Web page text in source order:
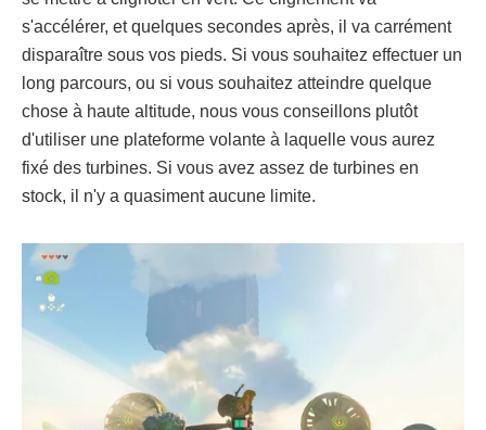
s'accélérer, et quelques secondes après, il va carrément
disparaître sous vos pieds. Si vous souhaitez effectuer un
long parcours, ou si vous souhaitez atteindre quelque
chose à haute altitude, nous vous conseillons plutôt
d'utiliser une plateforme volante à laquelle vous aurez
fixé des turbines. Si vous avez assez de turbines en
stock, il n'y a quasiment aucune limite.